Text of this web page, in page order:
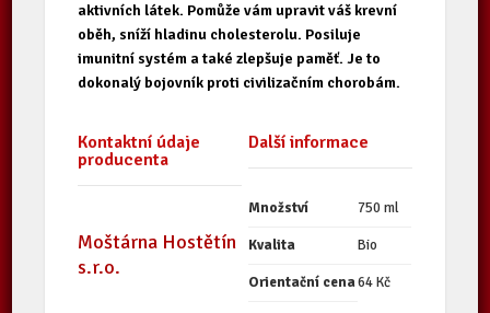
aktivních látek. Pomůže vám upravit váš krevní
oběh, sníží hladinu cholesterolu. Posiluje
imunitní systém a také zlepšuje paměť. Je to
dokonalý bojovník proti civilizačním chorobám.
Kontaktní údaje
producenta
Moštárna Hostětín
s.r.o.
Další informace
Množství 750 ml
Kvalita Bio
Orientační cena64 Kč